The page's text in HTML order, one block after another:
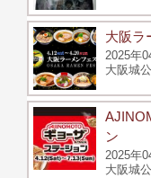
大阪ラ
2025年
大阪城
ン
2025年
大阪城